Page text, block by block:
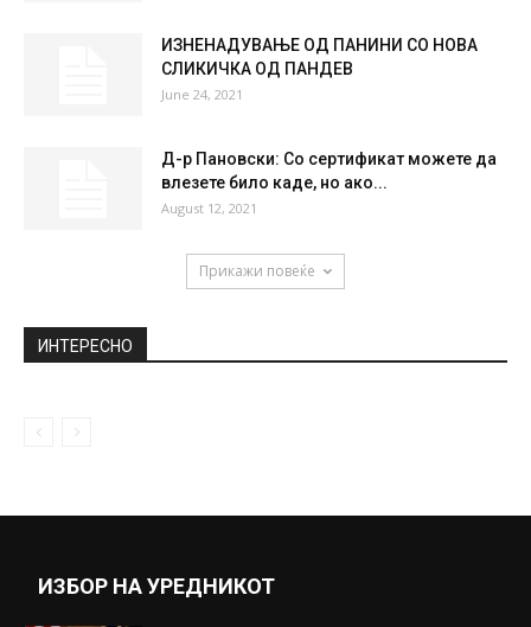
ИЗНЕНАДУВАЊЕ ОД ПАНИНИ СО НОВА
СЛИКИЧКА ОД ПАНДЕВ
June 24, 2021
Д-р Пановски: Со сертификат можете да
влезете било каде, но ако...
August 12, 2021
Прикажи повеќе
ИНТЕРЕСНО
ИЗБОР НА УРЕДНИКОТ